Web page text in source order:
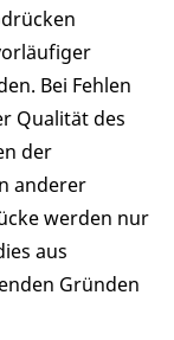
. Bei Fehlen
Qualität des
der
anderer
werden nur
aus
Gründen